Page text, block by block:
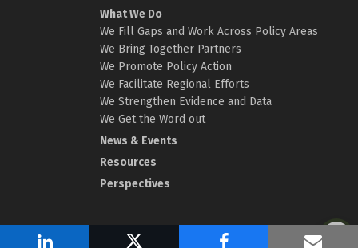
What We Do
We Fill Gaps and Work Across Policy Areas
We Bring Together Partners
We Promote Policy Action
We Facilitate Regional Efforts
We Strengthen Evidence and Data
We Get the Word out
News & Events
Resources
Perspectives